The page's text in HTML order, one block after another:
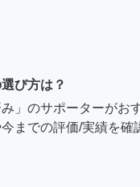
び方は？
」のサポーターがお
までの評価/実績を確